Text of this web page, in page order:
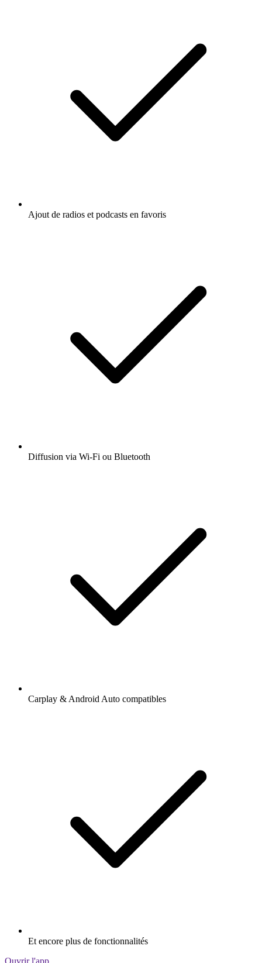
Ajout de radios et podcasts en favoris
Diffusion via Wi-Fi ou Bluetooth
Carplay & Android Auto compatibles
Et encore plus de fonctionnalités